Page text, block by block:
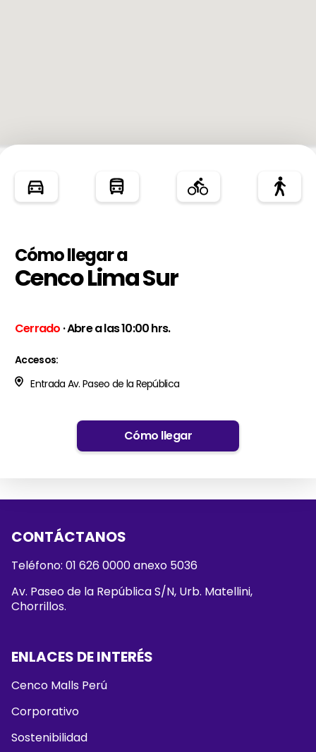
Cómo llegar a
Cenco Lima Sur
Cerrado · Abre a las 10:00 hrs.
Accesos:
Entrada Av. Paseo de la República
Cómo llegar
CONTÁCTANOS
Teléfono: 01 626 0000 anexo 5036
Av. Paseo de la República S/N, Urb. Matellini,
Chorrillos.
ENLACES DE INTERÉS
Cenco Malls Perú
Corporativo
Sostenibilidad